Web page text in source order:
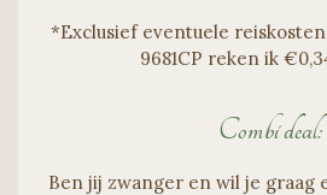
*Exclusief eventuele
9681CP reken ik
Combi deal:
Ben jij zwanger en wil je graag